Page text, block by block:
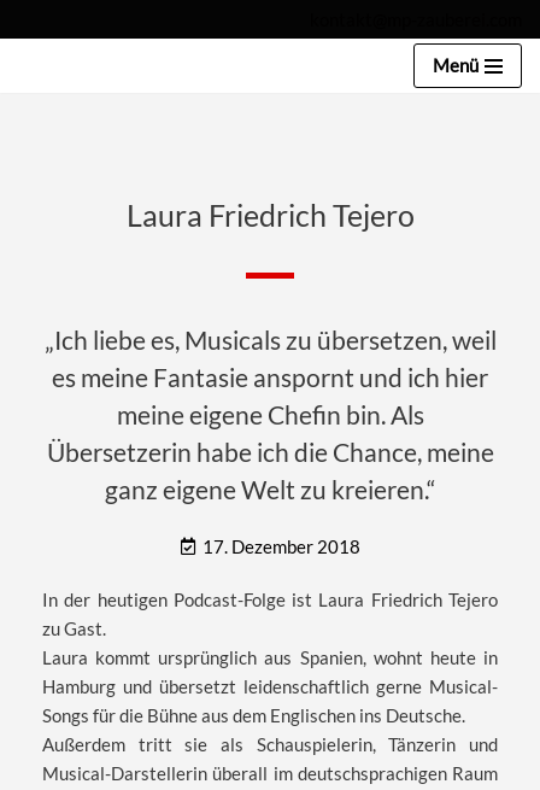
Menü
Laura Friedrich Tejero
„Ich liebe es, Musicals zu übersetzen, weil
es meine Fantasie anspornt und ich hier
meine eigene Chefin bin. Als
Übersetzerin habe ich die Chance, meine
ganz eigene Welt zu kreieren.“
17. Dezember 2018
In der heutigen Podcast-Folge ist Laura Friedrich Tejero​
zu Gast.
Laura kommt ursprünglich aus Spanien, wohnt heute in
Hamburg und übersetzt leidenschaftlich gerne Musical-
Songs für die Bühne aus dem Englischen ins Deutsche.
Außerdem tritt sie als Schauspielerin, Tänzerin und
Musical-Darstellerin überall im deutschsprachigen Raum